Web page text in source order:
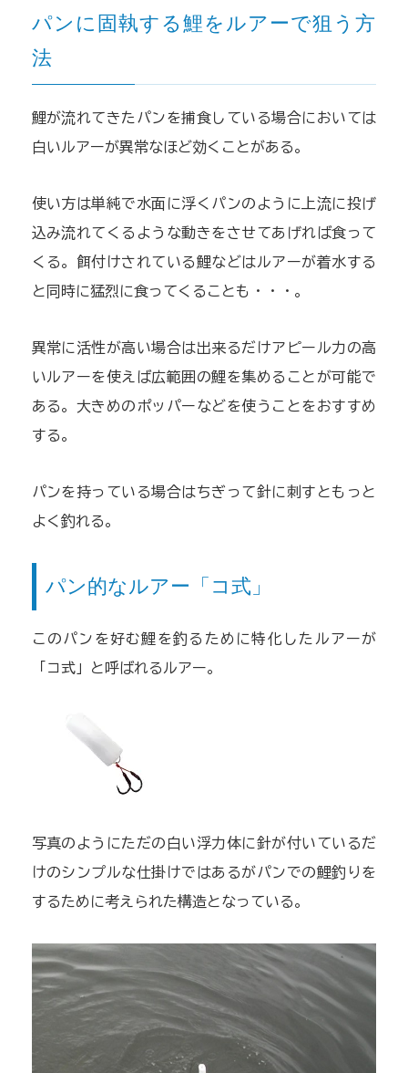
パンに固執する鯉をルアーで狙う方
法
鯉が流れてきたパンを捕食している場合においては
白いルアーが異常なほど効くことがある。
使い方は単純で水面に浮くパンのように上流に投げ
込み流れてくるような動きをさせてあげれば食って
くる。餌付けされている鯉などはルアーが着水する
と同時に猛烈に食ってくることも・・・。
異常に活性が高い場合は出来るだけアピール力の高
いルアーを使えば広範囲の鯉を集めることが可能で
ある。大きめのポッパーなどを使うことをおすすめ
する。
パンを持っている場合はちぎって針に刺すともっと
よく釣れる。
パン的なルアー「コ式」
このパンを好む鯉を釣るために特化したルアーが
「コ式」と呼ばれるルアー。
写真のようにただの白い浮力体に針が付いているだ
けのシンプルな仕掛けではあるがパンでの鯉釣りを
するために考えられた構造となっている。